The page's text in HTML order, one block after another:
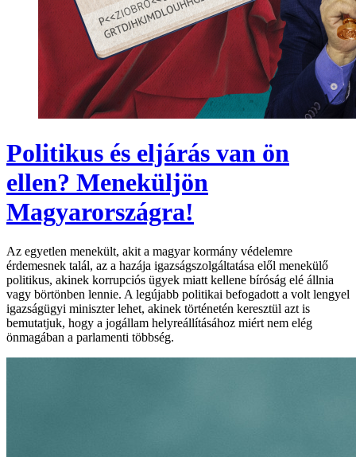
Politikus és eljárás van ön
ellen? Meneküljön
Magyarországra!
Az egyetlen menekült, akit a magyar kormány védelemre
érdemesnek talál, az a hazája igazságszolgáltatása elől menekülő
politikus, akinek korrupciós ügyek miatt kellene bíróság elé állnia
vagy börtönben lennie. A legújabb politikai befogadott a volt lengyel
igazságügyi miniszter lehet, akinek történetén keresztül azt is
bemutatjuk, hogy a jogállam helyreállításához miért nem elég
önmagában a parlamenti többség.